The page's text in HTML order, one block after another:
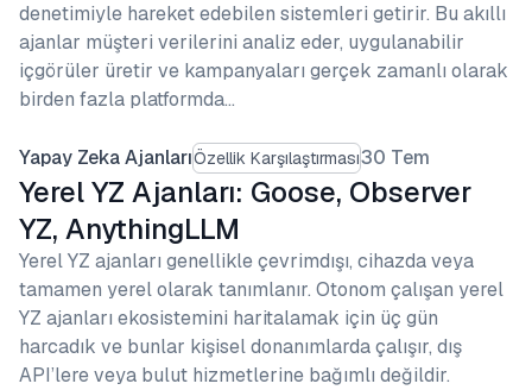
denetimiyle hareket edebilen sistemleri getirir. Bu akıllı
ajanlar müşteri verilerini analiz eder, uygulanabilir
içgörüler üretir ve kampanyaları gerçek zamanlı olarak
birden fazla platformda…
Yapay Zeka AjanlarıÖzellik Karşılaştırması30 Tem
Yerel YZ Ajanları: Goose, Observer
YZ, AnythingLLM
Yerel YZ ajanları genellikle çevrimdışı, cihazda veya
tamamen yerel olarak tanımlanır. Otonom çalışan yerel
YZ ajanları ekosistemini haritalamak için üç gün
harcadık ve bunlar kişisel donanımlarda çalışır, dış
API’lere veya bulut hizmetlerine bağımlı değildir.